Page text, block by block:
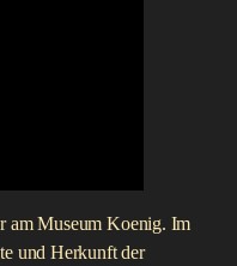
am Museum Koenig. Im
und Herkunft der